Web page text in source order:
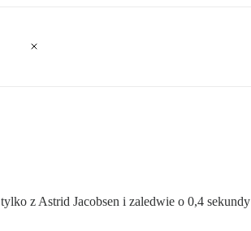
z Astrid Jacobsen i zaledwie o 0,4 sekundy